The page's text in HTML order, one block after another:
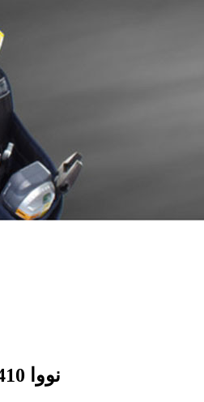
اتو لوله سبز 1500وات مدل NTW 2410 نووا